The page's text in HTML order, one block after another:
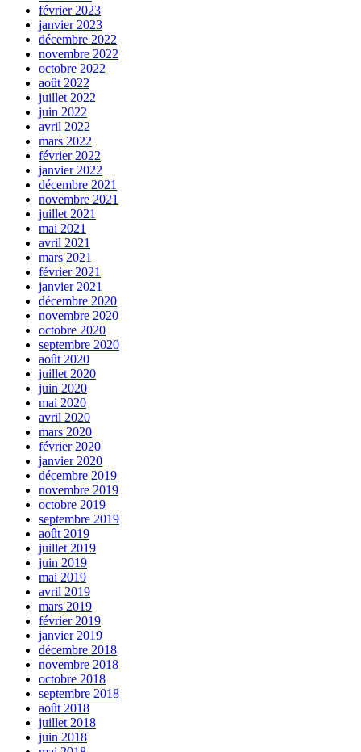
février 2023
janvier 2023
décembre 2022
novembre 2022
octobre 2022
août 2022
juillet 2022
juin 2022
avril 2022
mars 2022
février 2022
janvier 2022
décembre 2021
novembre 2021
juillet 2021
mai 2021
avril 2021
mars 2021
février 2021
janvier 2021
décembre 2020
novembre 2020
octobre 2020
septembre 2020
août 2020
juillet 2020
juin 2020
mai 2020
avril 2020
mars 2020
février 2020
janvier 2020
décembre 2019
novembre 2019
octobre 2019
septembre 2019
août 2019
juillet 2019
juin 2019
mai 2019
avril 2019
mars 2019
février 2019
janvier 2019
décembre 2018
novembre 2018
octobre 2018
septembre 2018
août 2018
juillet 2018
juin 2018